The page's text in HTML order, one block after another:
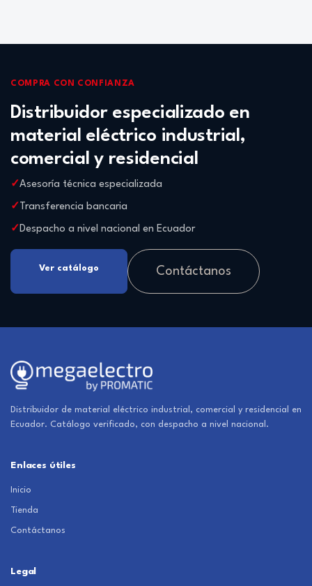
COMPRA CON CONFIANZA
Distribuidor especializado en
material eléctrico industrial,
comercial y residencial
Asesoría técnica especializada
Transferencia bancaria
Despacho a nivel nacional en Ecuador
Ver catálogo Contáctanos
Distribuidor de material eléctrico industrial, comercial y residencial en
Ecuador. Catálogo verificado, con despacho a nivel nacional.
Enlaces útiles
Inicio
Tienda
Contáctanos
Legal